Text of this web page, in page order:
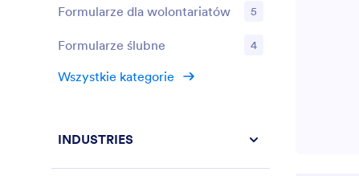
Formularze dla wolontariatów 5
Formularze ślubne 4
Wszystkie kategorie
INDUSTRIES